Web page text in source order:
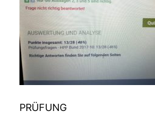
PRÜFUNG